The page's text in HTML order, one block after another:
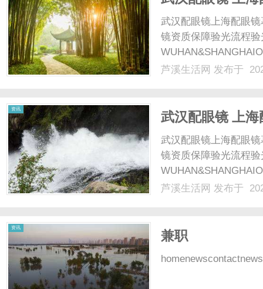
武汉配眼镜上海配眼
镜资质保障验光流程
配镜的写字楼眼镜店
芦溪生活网 发布于
资讯
武汉配眼镜 上海
武汉配眼镜上海配眼
镜资质保障验光流程
配镜的写字楼眼镜店
芦溪生活网 发布于
资讯
兼职